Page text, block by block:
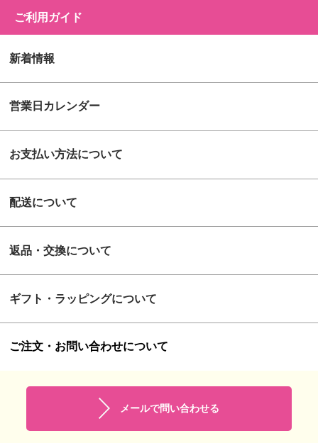
ご利用ガイド
新着情報
営業日カレンダー
お支払い方法について
配送について
返品・交換について
ギフト・ラッピングについて
ご注文・お問い合わせについて
メールで問い合わせる